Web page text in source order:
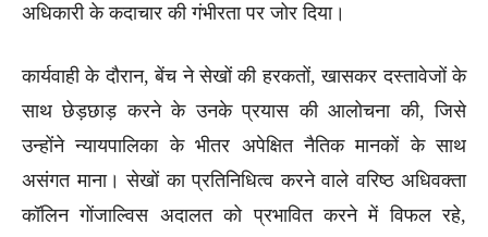
अधिकारी के कदाचार की गंभीरता पर जोर दिया।
कार्यवाही के दौरान, बेंच ने सेखों की हरकतों, खासकर दस्तावेजों के
साथ छेड़छाड़ करने के उनके प्रयास की आलोचना की, जिसे
उन्होंने न्यायपालिका के भीतर अपेक्षित नैतिक मानकों के साथ
असंगत माना। सेखों का प्रतिनिधित्व करने वाले वरिष्ठ अधिवक्ता
कॉलिन गोंजाल्विस अदालत को प्रभावित करने में विफल रहे,